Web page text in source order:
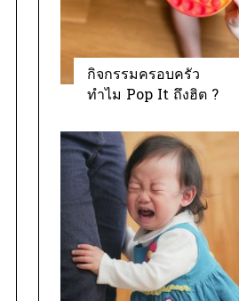
กิจกรรมครอบครัว
ทำไม Pop It ถึงฮิต ?